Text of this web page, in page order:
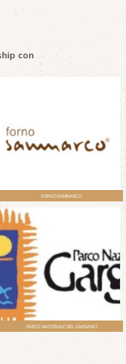
con
FORNO SAMMARCO
PARCO NAZIONALE DEL GARGANO